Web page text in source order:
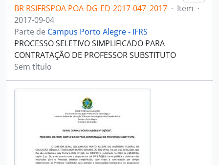
BR RSIFRSPOA POA-DG-ED-2017-047_2017 · Item ·
2017-09-04
Parte de Campus Porto Alegre - IFRS
PROCESSO SELETIVO SIMPLIFICADO PARA
CONTRATAÇÃO DE PROFESSOR SUBSTITUTO
Sem título